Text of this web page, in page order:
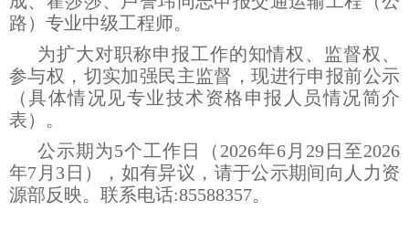
路）专业中级工程师。
为扩大对职称申报工作的知情权、监督权、
参与权，切实加强民主监督，现进行申报前公示
（具体情况见专业技术资格申报人员情况简介
表）。
公示期为5个工作日（2026年6月29日至2026
年7月3日），如有异议，请于公示期间向人力资
源部反映。联系电话:85588357。